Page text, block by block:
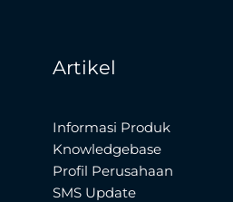
Artikel
Informasi Produk
Knowledgebase
Profil Perusahaan
SMS Update